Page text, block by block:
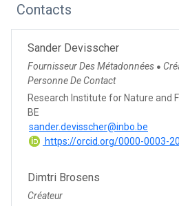
Contacts
Sander Devisscher
Fournisseur Des Métadonnées ●
Personne De Contact
Research Institute for Nature and
BE
sander.devisscher@inbo.be
https://orcid.org/0000-0003-
Dimtri Brosens
Créateur